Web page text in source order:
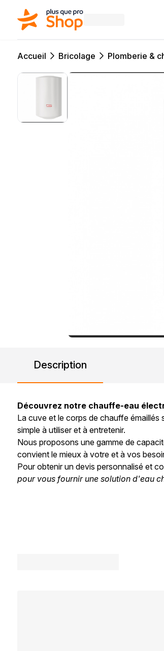
Accueil Bricolage Plomberie &
Description
Découvrez notre chauffe-eau
La cuve et le corps de chauffe
simple à utiliser et à entretenir.
Nous proposons une gamme de
convient le mieux à votre et à vos
Pour obtenir un devis personnalisé et
pour vous fournir une solution d'eau